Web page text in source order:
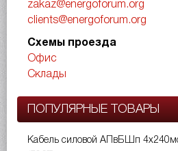
zakaz@energoforum.org
clients@energoforum.org
Схемы проезда
Офис
Склады
ПОПУЛЯРНЫЕ ТОВАРЫ
Кабель силовой АПвБШп